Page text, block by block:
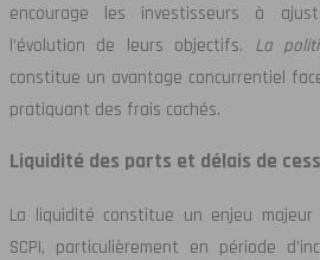
encourage les investisseurs à
l’évolution de leurs objectifs. La
constitue un avantage concurrentiel
pratiquant des frais cachés.
Liquidité des parts et délais de
La liquidité constitue un enjeu
SCPI, particulièrement en période